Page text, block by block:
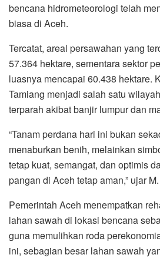
bencana hidrometeorologi telah
biasa di Aceh.
Tercatat, areal persawahan yang
57.364 hektare, sementara sektor
luasnya mencapai 60.438 hektare.
Tamiang menjadi salah satu
terparah akibat banjir lumpur dan
“Tanam perdana hari ini bukan
menaburkan benih, melainkan
tetap kuat, semangat, dan optimis
pangan di Aceh tetap aman,” ujar
Pemerintah Aceh menempatkan
lahan sawah di lokasi bencana
guna memulihkan roda
ini, sebagian besar lahan sawah